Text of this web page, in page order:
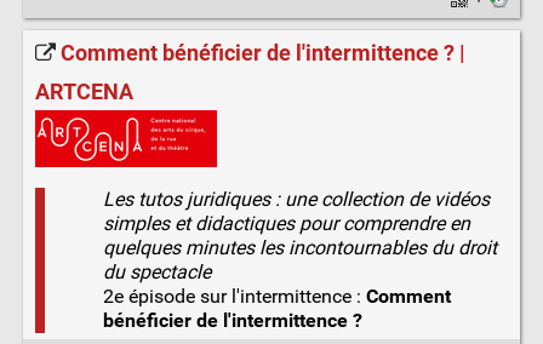
Comment bénéficier de l'intermittence ? |
ARTCENA
Les tutos juridiques : une collection de vidéos
simples et didactiques pour comprendre en
quelques minutes les incontournables du droit
du spectacle
2e épisode sur l'intermittence : Comment
bénéficier de l'intermittence ?